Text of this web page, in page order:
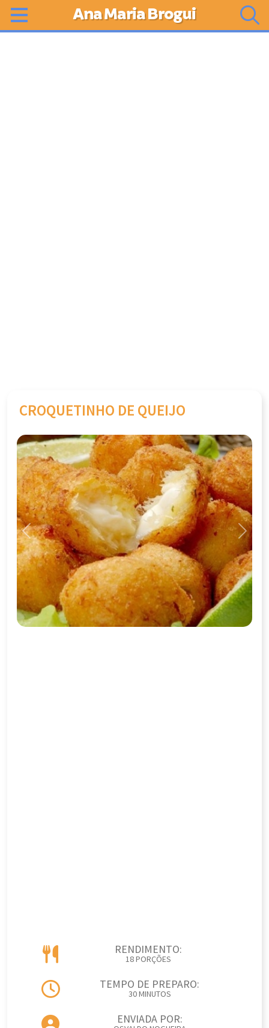
Ana Maria Brogui
CROQUETINHO DE QUEIJO
Previous Next
RENDIMENTO:
18 PORÇÕES
TEMPO DE PREPARO:
30 MINUTOS
ENVIADA POR: